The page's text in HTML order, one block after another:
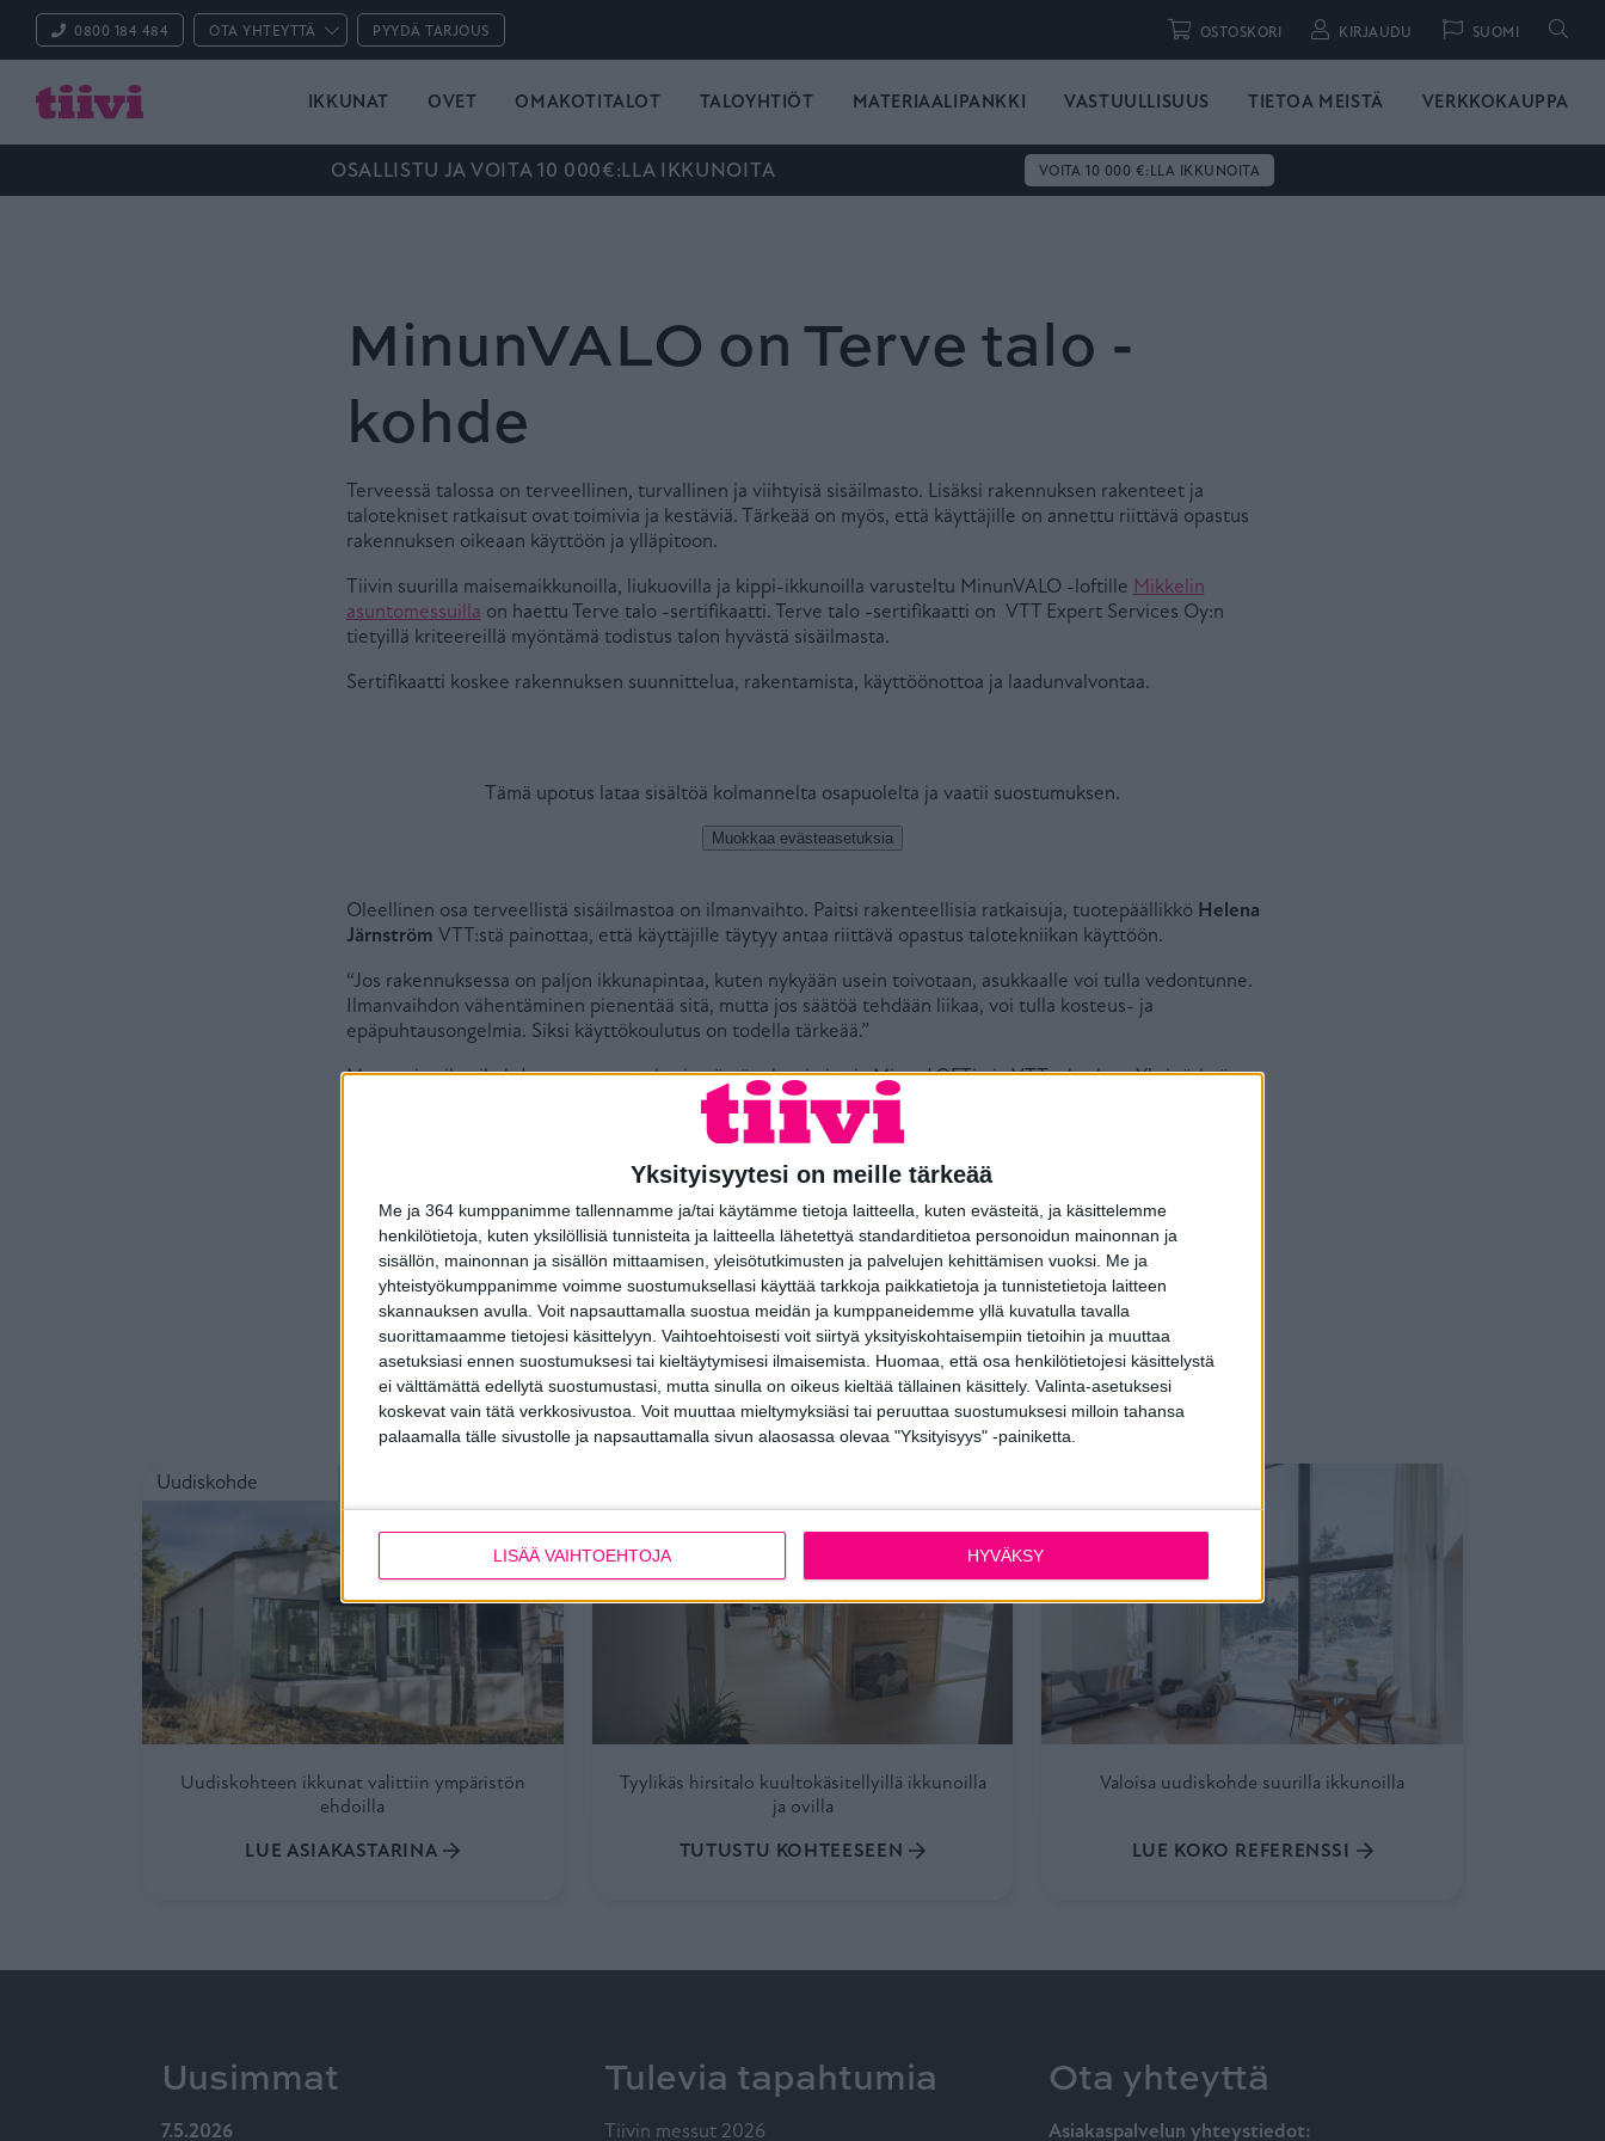
Yksityisyytesi on meille tärkeää
Me ja 364 kumppanimme tallennamme ja/tai käytämme tietoja laitteella, kuten evästeitä, ja käsittelemme
henkilötietoja, kuten yksilöllisiä tunnisteita ja laitteella lähetettyä standarditietoa personoidun mainonnan ja
sisällön, mainonnan ja sisällön mittaamisen, yleisötutkimusten ja palvelujen kehittämisen vuoksi. Me ja
yhteistyökumppanimme voimme suostumuksellasi käyttää tarkkoja paikkatietoja ja tunnistetietoja laitteen
skannauksen avulla. Voit napsauttamalla suostua meidän ja kumppaneidemme yllä kuvatulla tavalla
suorittamaamme tietojesi käsittelyyn. Vaihtoehtoisesti voit siirtyä yksityiskohtaisempiin tietoihin ja muuttaa
asetuksiasi ennen suostumuksesi tai kieltäytymisesi ilmaisemista. Huomaa, että osa henkilötietojesi käsittelystä
ei välttämättä edellytä suostumustasi, mutta sinulla on oikeus kieltää tällainen käsittely. Valinta-asetuksesi
koskevat vain tätä verkkosivustoa. Voit muuttaa mieltymyksiäsi tai peruuttaa suostumuksesi milloin tahansa
palaamalla tälle sivustolle ja napsauttamalla sivun alaosassa olevaa "Yksityisyys" -painiketta.
LISÄÄ VAIHTOEHTOJA HYVÄKSY
0800 184 484 OTA YHTEYTTÄ PYYDÄ TARJOUS OSTOSKORI KIRJAUDU SUOMI Hae
IKKUNAT OVET OMAKOTITALOT TALOYHTIÖT MATERIAALIPANKKI VASTUULLISUUS TIETOA MEISTÄ VERKKOKAUPPA
OSALLISTU JA VOITA 10 000€:LLA IKKUNOITA VOITA 10 000 €:LLA IKKUNOITA
MinunVALO on Terve talo -
kohde
Terveessä talossa on terveellinen, turvallinen ja viihtyisä sisäilmasto. Lisäksi rakennuksen rakenteet ja
talotekniset ratkaisut ovat toimivia ja kestäviä. Tärkeää on myös, että käyttäjille on annettu riittävä opastus
rakennuksen oikeaan käyttöön ja ylläpitoon.
Tiivin suurilla maisemaikkunoilla, liukuovilla ja kippi-ikkunoilla varusteltu MinunVALO -loftille Mikkelin
asuntomessuilla on haettu Terve talo -sertifikaatti. Terve talo -sertifikaatti on VTT Expert Services Oy:n
tietyillä kriteereillä myöntämä todistus talon hyvästä sisäilmasta.
Sertifikaatti koskee rakennuksen suunnittelua, rakentamista, käyttöönottoa ja laadunvalvontaa.
Oleellinen osa terveellistä sisäilmastoa on ilmanvaihto. Paitsi rakenteellisia ratkaisuja, tuotepäällikkö Helena
Järnström VTT:stä painottaa, että käyttäjille täytyy antaa riittävä opastus talotekniikan käyttöön.
“Jos rakennuksessa on paljon ikkunapintaa, kuten nykyään usein toivotaan, asukkaalle voi tulla vedontunne.
Ilmanvaihdon vähentäminen pienentää sitä, mutta jos säätöä tehdään liikaa, voi tulla kosteus- ja
epäpuhtausongelmia. Siksi käyttökoulutus on todella tärkeää.”
Messu- ja pilottikohde on syntynyt yhteistyössä talotoimittaja MinunLOFTin ja VTT:n kesken. Yksi tärkeä
näkökohta rakentamisessa ovat vähäpäästöiset materiaalit, joista ei aiheudu hajuja, mikrobipäästöjä eikä
ongelmia asukkaille. VTT on ollut mukana hankkeessa laadun varmistajana ja seuraa toteutusta edelleen
Sisäilmastotavoitteita asetetaan muun muassa lämpöolosuhteille, ilman laadulle, ääniolosuhteille,
valaistukselle, rakennusmateriaalien päästöille, ilmanpitävyydelle, ilmanvaihdolle ja epäpuhtauksien
kulkeutumiselle.
Terve talo -sertifikaatin saaminen edellyttää jatkuvaa laadunvalvontaa. Lisäksi tarvitaan menettelytavat
valmiin tuotteen vaatimuksenmukaisuuden arviointiin ja reklamaatioiden käsittelyyn.
Tutustu muihin uudiskohdereferensseihimme
Uudiskohteen ikkunat valittiin ympäristön ehdoilla
Uudiskohde
Uudiskohteen ikkunat valittiin ympäristön
ehdoilla
LUE ASIAKASTARINA
Tyylikäs hirsitalo kuultokäsitellyillä ikkunoilla
ja ovilla
TUTUSTU KOHTEESEEN
Valoisa uudiskohde suurilla ikkunoilla
Valoisa uudiskohde suurilla ikkunoilla
LUE KOKO REFERENSSI
Uusimmat
7.5.2026
Tulevia tapahtumia
Tiivin messut 2026
Ota yhteyttä
Asiakaspalvelun yhteystiedot: